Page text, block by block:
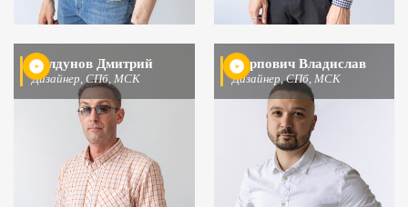
Колдунов Дмитрий
Дизайнер, СПб, МСК
Карпович Владислав
Дизайнер, СПб, МСК